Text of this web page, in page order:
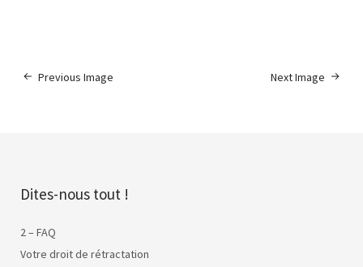
Next Image
Previous Image
Dites-nous tout !
2 – FAQ
Votre droit de rétractation